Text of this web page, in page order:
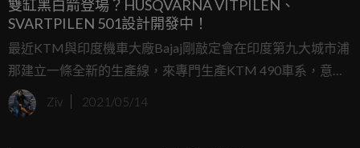
雙缸黑白箭登場？HUSQVARNA VITPILEN、
SVARTPILEN 501設計開發中！
最近KTM與印度機車大廠Bajaj剛敲定會在印度第九大城市浦
那建立一條全新的生產線，來專門生產KTM 490車系，意味
著490車系最快可能在2021年底現身、2022年正式發表上
市；與此同時，身為KTM集團一員的HUSQVARNA也傳出正
Ziv 2021/05/14